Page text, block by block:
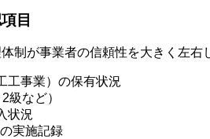
目
制が事業者の信頼性を大きく左右
工事業）の保有状況
級など）
状況
実施記録